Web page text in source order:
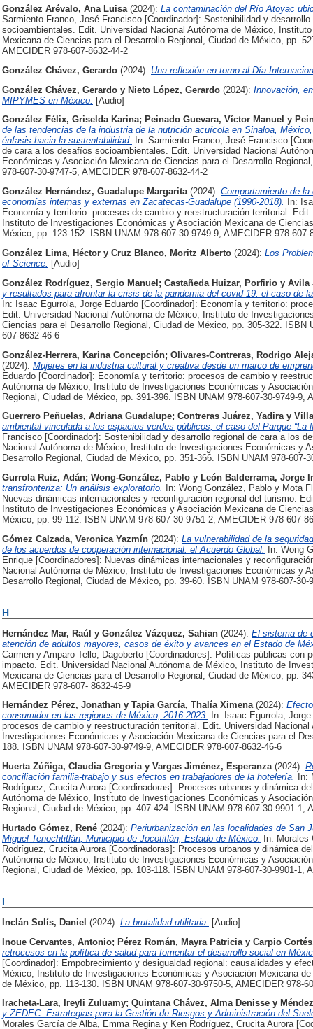
González Arévalo, Ana Luisa (2024): La contaminación del Río Atoyac
Sarmiento Franco, José Francisco [Coordinador]: Sostenibilidad y
socioambientales. Edit. Universidad Nacional Autónoma de México,
Mexicana de Ciencias para el Desarrollo Regional, Ciudad de México, pp.
AMECIDER 978-607-8632-44-2
González Chávez, Gerardo (2024): Una reflexión en torno al Día
González Chávez, Gerardo y Nieto López, Gerardo (2024): Innovación,
MIPYMES en México. [Audio]
González Félix, Griselda Karina; Peinado Guevara, Víctor Manuel y
de las tendencias de la industria de la nutrición acuícola en Sinaloa,
énfasis hacia la sustentabilidad.
In: Sarmiento Franco, José Francisco
de cara a los desafíos socioambientales. Edit. Universidad Nacional
Económicas y Asociación Mexicana de Ciencias para el Desarrollo
978-607-30-9747-5, AMECIDER 978-607-8632-44-2
González Hernández, Guadalupe Margarita (2024): Comportamiento de
economías internas y externas en Zacatecas-Guadalupe (1990-2018).
In:
Economía y territorio: procesos de cambio y reestructuración territorial.
Instituto de Investigaciones Económicas y Asociación Mexicana de
México, pp. 123-152. ISBN UNAM 978-607-30-9749-9, AMECIDER 978-607-
González Lima, Héctor y Cruz Blanco, Moritz Alberto (2024): Los
of Science.
[Audio]
González Rodríguez, Sergio Manuel; Castañeda Huizar, Porfirio y Avila
y resultados para afrontar la crisis de la pandemia del covid-19: el caso de
In: Isaac Egurrola, Jorge Eduardo [Coordinador]: Economía y territorio:
Edit. Universidad Nacional Autónoma de México, Instituto de
Ciencias para el Desarrollo Regional, Ciudad de México, pp. 305-322. ISBN
607-8632-46-6
González-Herrera, Karina Concepción; Olivares-Contreras, Rodrigo
(2024): Mujeres en la industria cultural y creativa desde un marco de
Eduardo [Coordinador]: Economía y territorio: procesos de cambio y
Autónoma de México, Instituto de Investigaciones Económicas y
Regional, Ciudad de México, pp. 391-396. ISBN UNAM 978-607-30-9749-9,
Guerrero Peñuelas, Adriana Guadalupe; Contreras Juárez, Yadiray
ambiental vinculada a los espacios verdes públicos, el caso del Parque “La
Francisco [Coordinador]: Sostenibilidad y desarrollo regional de cara a los
Nacional Autónoma de México, Instituto de Investigaciones Económicas y
Desarrollo Regional, Ciudad de México, pp. 351-366. ISBN UNAM 978-607-
Gurrola Ruiz, Adán; Wong-González, Pablo y León Balderrama, Jorge
transfronteriza: Un análisis exploratorio.
In: Wong González, Pablo y Mota
Nuevas dinámicas internacionales y reconfiguración regional del turismo.
Instituto de Investigaciones Económicas y Asociación Mexicana de
México, pp. 99-112. ISBN UNAM 978-607-30-9751-2, AMECIDER 978-607-
Gómez Calzada, Veronica Yazmín (2024): La vulnerabilidad de la
de los acuerdos de cooperación internacional: el Acuerdo Global.
In: Wong
Enrique [Coordinadores]: Nuevas dinámicas internacionales y
Nacional Autónoma de México, Instituto de Investigaciones Económicas y
Desarrollo Regional, Ciudad de México, pp. 39-60. ISBN UNAM 978-607-30-
H
Hernández Mar, Raúl y González Vázquez, Sahian (2024): El sistema de
atención de adultos mayores, casos de éxito y avances en el Estado de
Carmen y Amparo Tello, Dagoberto [Coordinadores]: Políticas públicas con
impacto. Edit. Universidad Nacional Autónoma de México, Instituto de
Mexicana de Ciencias para el Desarrollo Regional, Ciudad de México, pp.
AMECIDER 978-607- 8632-45-9
Hernández Pérez, Jonathan y Tapia García, Thalía Ximena (2024):
consumidor en las regiones de México, 2016-2023.
In: Isaac Egurrola,
procesos de cambio y reestructuración territorial. Edit. Universidad
Investigaciones Económicas y Asociación Mexicana de Ciencias para el
188. ISBN UNAM 978-607-30-9749-9, AMECIDER 978-607-8632-46-6
Huerta Zúñiga, Claudia Gregoriay Vargas Jiménez, Esperanza (2024):
conciliación familia-trabajo y sus efectos en trabajadores de la hotelería.
In:
Rodríguez, Crucita Aurora [Coordinadoras]: Procesos urbanos y dinámica
Autónoma de México, Instituto de Investigaciones Económicas y
Regional, Ciudad de México, pp. 407-424. ISBN UNAM 978-607-30-9901-1,
Hurtado Gómez, René (2024): Periurbanización en las localidades de San
Miguel Tenochtitlán, Municipio de Jocotitlán, Estado de México.
In:
Rodríguez, Crucita Aurora [Coordinadoras]: Procesos urbanos y dinámica
Autónoma de México, Instituto de Investigaciones Económicas y
Regional, Ciudad de México, pp. 103-118. ISBN UNAM 978-607-30-9901-1,
I
Inclán Solís, Daniel (2024): La brutalidad utilitaria.
[Audio]
Inoue Cervantes, Antonio; Pérez Román, Mayra Patricia y Carpio
retrocesos en la política de salud para fomentar el desarrollo social en
[Coordinador]: Empobrecimiento y desigualdad regional: causalidades y
México, Instituto de Investigaciones Económicas y Asociación Mexicana
de México, pp. 113-130. ISBN UNAM 978-607-30-9750-5, AMECIDER 978-
Iracheta-Lara, Ireyli Zuluamy; Quintana Chávez, Alma Denisse y
y ZEDEC: Estrategias para la Gestión de Riesgos y Administración del
Morales García de Alba, Emma Regina y Ken Rodríguez, Crucita Aurora